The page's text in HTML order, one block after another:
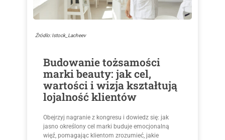
Źródlo: Istock_Lacheev
Budowanie tożsamości
marki beauty: jak cel,
wartości i wizja kształtują
lojalność klientów
Obejrzyj nagranie z kongresu i dowiedz się: jak
jasno określony cel marki buduje emocjonalną
więź, pomagając klientom zrozumieć, jakie